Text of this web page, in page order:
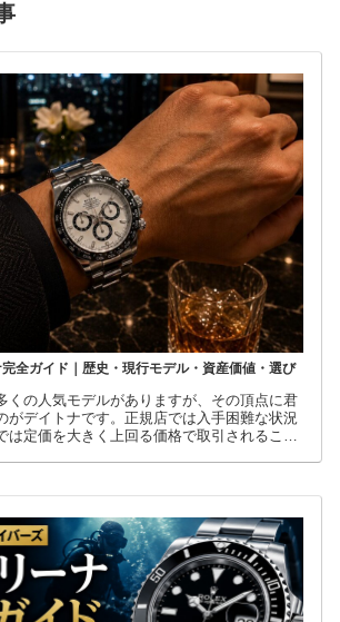
全ガイド｜歴史・現行モデル・資産価値・選び
くの人気モデルがありますが、その頂点に君
がデイトナです。正規店では入手困難な状況
は定価を大きく上回る価格で取引されること